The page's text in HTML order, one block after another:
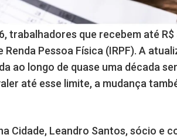
trabalhadores que recebem até
Pessoa Física (IRPF). A
ao longo de quase uma década
até esse limite, a mudança
Cidade, Leandro Santos, sócio e